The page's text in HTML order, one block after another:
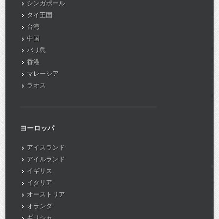
シンガポール
タイ王国
台湾
中国
バリ島
香港
マレーシア
ラオス
ヨーロッパ
アイスランド
アイルランド
イギリス
イタリア
オーストリア
オランダ